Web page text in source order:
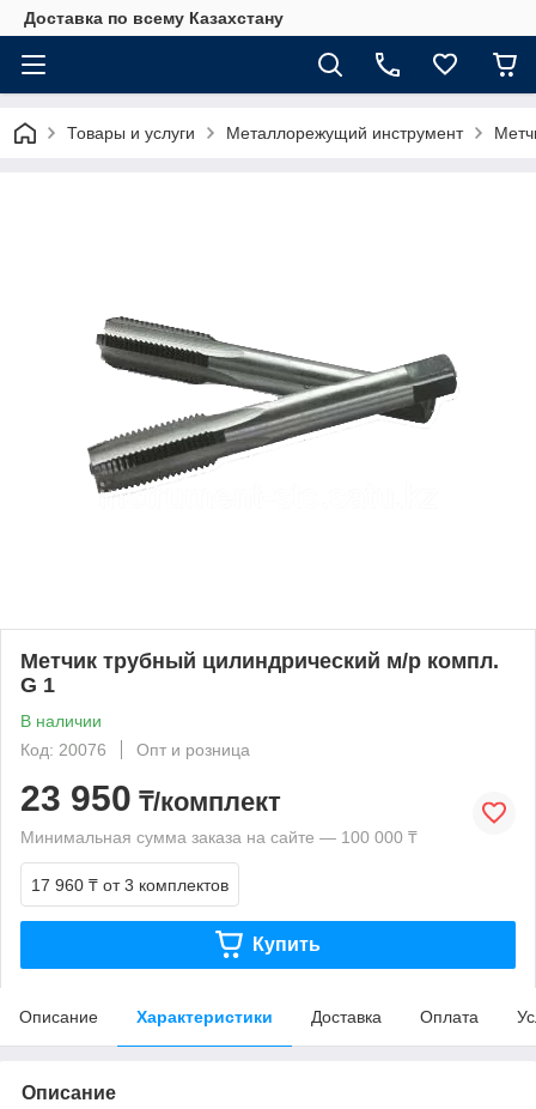
Доставка по всему Казахстану
Товары и услуги Металлорежущий инструмент
Метчик трубный цилиндрический м/р компл.
G 1
В наличии
Код: 20076
Опт и розница
23 950 ₸/комплект
Минимальная сумма заказа на сайте — 100 000 ₸
17 960 ₸ от 3 комплектов
Купить
Описание Характеристики Доставка Оплата
Описание